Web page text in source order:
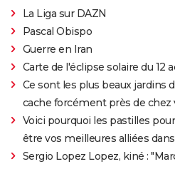
La Liga sur DAZN
Pascal Obispo
Guerre en Iran
Carte de l'éclipse solaire du 12
Ce sont les plus beaux jardins
cache forcément près de chez
Voici pourquoi les pastilles
être vos meilleures alliées
Sergio Lopez Lopez, kiné :